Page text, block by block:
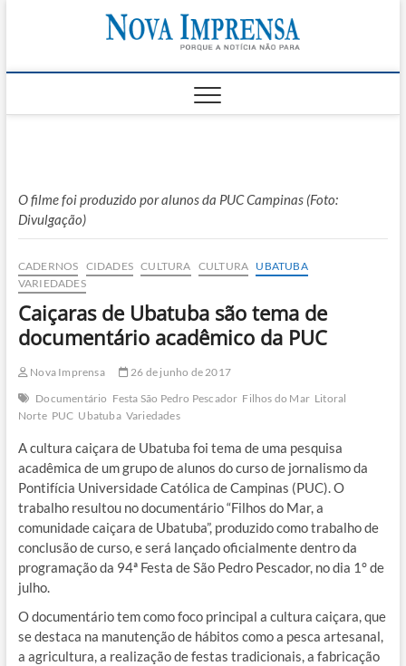
SÃO SEBASTIÃO,
O filme foi produzido por alunos da PUC Campinas (Foto:
Divulgação)
CADERNOS CIDADES CULTURA CULTURA UBATUBA
VARIEDADES
Caiçaras de Ubatuba são tema de
documentário acadêmico da PUC
Nova Imprensa
26 de junho de 2017
Documentário Festa São Pedro Pescador Filhos do Mar Litoral
Norte PUC Ubatuba Variedades
A cultura caiçara de Ubatuba foi tema de uma pesquisa
acadêmica de um grupo de alunos do curso de jornalismo da
Pontifícia Universidade Católica de Campinas (PUC). O
trabalho resultou no documentário “Filhos do Mar, a
comunidade caiçara de Ubatuba”, produzido como trabalho de
conclusão de curso, e será lançado oficialmente dentro da
programação da 94ª Festa de São Pedro Pescador, no dia 1° de
julho.
O documentário tem como foco principal a cultura caiçara, que
se destaca na manutenção de hábitos como a pesca artesanal,
a agricultura, a realização de festas tradicionais, a fabricação